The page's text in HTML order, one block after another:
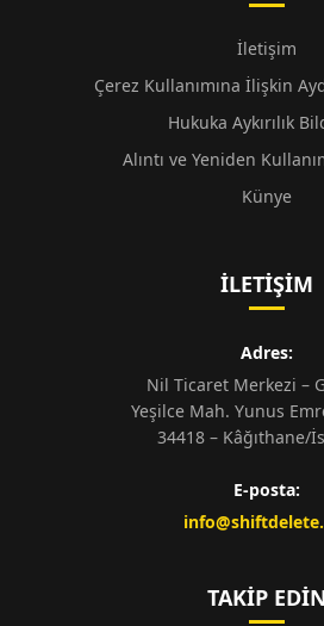
İletişim
Çerez Kullanımına İlişkin
Hukuka Aykırılık
Alıntı ve Yeniden
Künye
İLETIŞIM
Adres:
Nil Ticaret Merkezi –
Yeşilce Mah. Yunus
34418 – Kâğıthane/
E-posta:
TAKIP EDIN